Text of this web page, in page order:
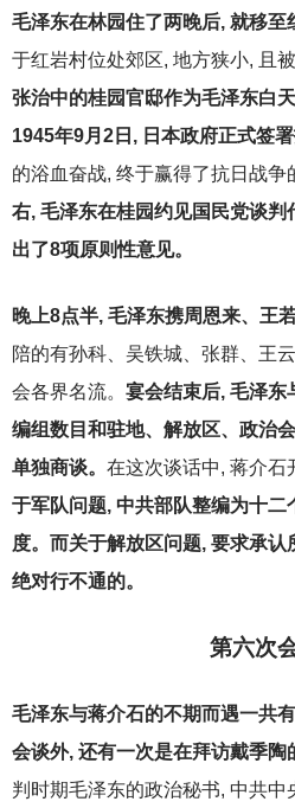
毛泽东在林园住了两晚后, 就移至
于红岩村位处郊区, 地方狭小, 且
张治中的桂园官邸作为毛泽东白
1945年9月2日, 日本政府正式签
的浴血奋战, 终于赢得了抗日战争
右, 毛泽东在桂园约见国民党谈判
出了8项原则性意见。
晚上8点半, 毛泽东携周恩来、王
陪的有孙科、吴铁城、张群、王
会各界名流。 宴会结束后, 毛泽东
编组数目和驻地、解放区、政治
单独商谈。 在这次谈话中, 蒋介石
于军队问题, 中共部队整编为十二
度。而关于解放区问题, 要求承认
绝对行不通的。
第六次
毛泽东与蒋介石的不期而遇一共
会谈外, 还有一次是在拜访戴季陶
判时期毛泽东的政治秘书, 中共中